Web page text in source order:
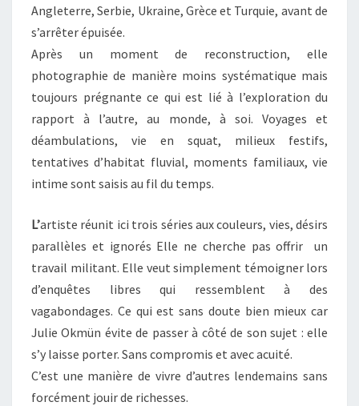
Angleterre, Serbie, Ukraine, Grèce et Turquie, avant de
s’arrêter épuisée.
Après un moment de reconstruction, elle
photographie de manière moins systématique mais
toujours prégnante ce qui est lié à l’exploration du
rapport à l’autre, au monde, à soi. Voyages et
déambulations, vie en squat, milieux festifs,
tentatives d’habitat fluvial, moments familiaux, vie
intime sont saisis au fil du temps.
L’artiste réunit ici trois séries aux couleurs, vies, désirs
parallèles et ignorés Elle ne cherche pas offrir un
travail militant. Elle veut simplement témoigner lors
d’enquêtes libres qui ressemblent à des
vagabondages. Ce qui est sans doute bien mieux car
Julie Okmün évite de passer à côté de son sujet : elle
s’y laisse porter. Sans compromis et avec acuité.
C’est une manière de vivre d’autres lendemains sans
forcément jouir de richesses.